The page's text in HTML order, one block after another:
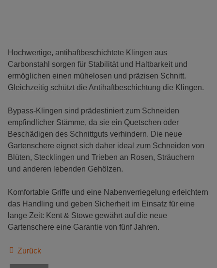
Hochwertige, antihaftbeschichtete Klingen aus
Carbonstahl sorgen für Stabilität und Haltbarkeit und
ermöglichen einen mühelosen und präzisen Schnitt.
Gleichzeitig schützt die Antihaftbeschichtung die Klingen.
Bypass-Klingen sind prädestiniert zum Schneiden
empfindlicher Stämme, da sie ein Quetschen oder
Beschädigen des Schnittguts verhindern. Die neue
Gartenschere eignet sich daher ideal zum Schneiden von
Blüten, Stecklingen und Trieben an Rosen, Sträuchern
und anderen lebenden Gehölzen.
Komfortable Griffe und eine Nabenverriegelung erleichtern
das Handling und geben Sicherheit im Einsatz für eine
lange Zeit: Kent & Stowe gewährt auf die neue
Gartenschere eine Garantie von fünf Jahren.
Zurück